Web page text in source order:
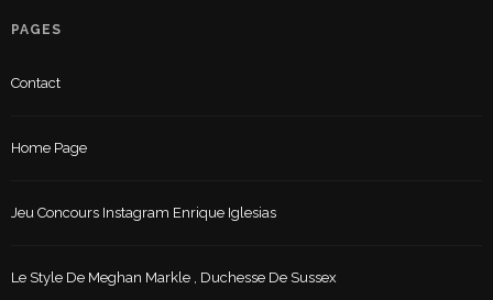
PAGES
Contact
Home Page
Jeu Concours Instagram Enrique Iglesias
Le Style De Meghan Markle , Duchesse De Sussex